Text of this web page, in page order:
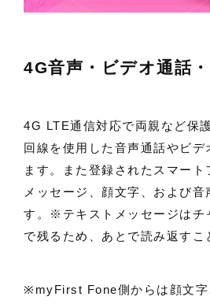
4G音声・ビデオ通話
4G LTE通信対応で両親など保
回線を使用した音声通話やビデ
ます。また登録されたスマート
メッセージ、顔文字、および音
す。※テキストメッセージはチ
で残るため、あとで読み返すこ
※myFirst Fone側からは顔文字